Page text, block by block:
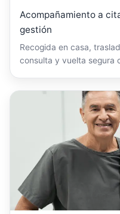
Acompañamiento a
gestión
Recogida en casa,
consulta y vuelta segura